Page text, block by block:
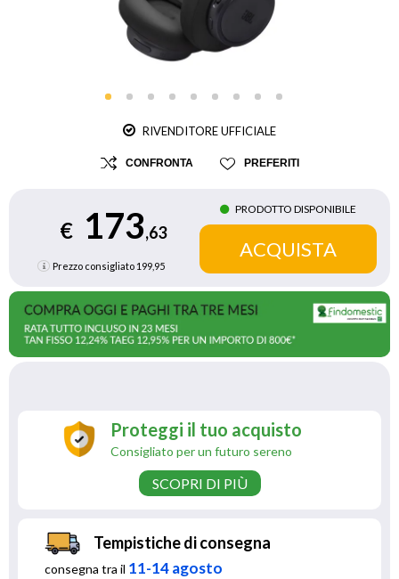
RIVENDITORE UFFICIALE
CONFRONTA PREFERITI
€ 173,63
Prezzo consigliato 199,95
PRODOTTO DISPONIBILE
Proteggi il tuo acquisto
Consigliato per un futuro sereno
SCOPRI DI PIÙ
Tempistiche di consegna
consegna tra il 11-14 agosto